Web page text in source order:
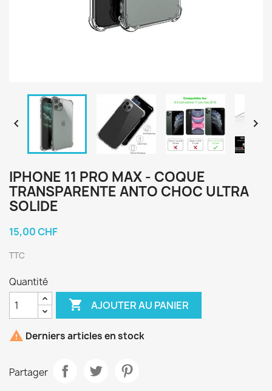
 
IPHONE 11 PRO MAX - COQUE
TRANSPARENTE ANTO CHOC ULTRA
SOLIDE
15,00 CHF
TTC
Quantité
 AJOUTER AU PANIER
 Derniers articles en stock
Partager